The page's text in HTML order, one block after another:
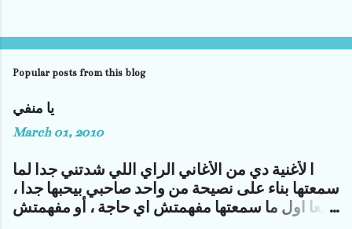
Popular posts from this blog
يا منفي
March 01, 2010
ا لأغنية دي من الأغاني الراي اللي شدتني جدا لما
سمعتها بناء على نصيحة من واحد صاحبي بيحبها جدا ،
طبعا اول ما سمعتها مفهمتش اي حاجة ، أو مفهمتش